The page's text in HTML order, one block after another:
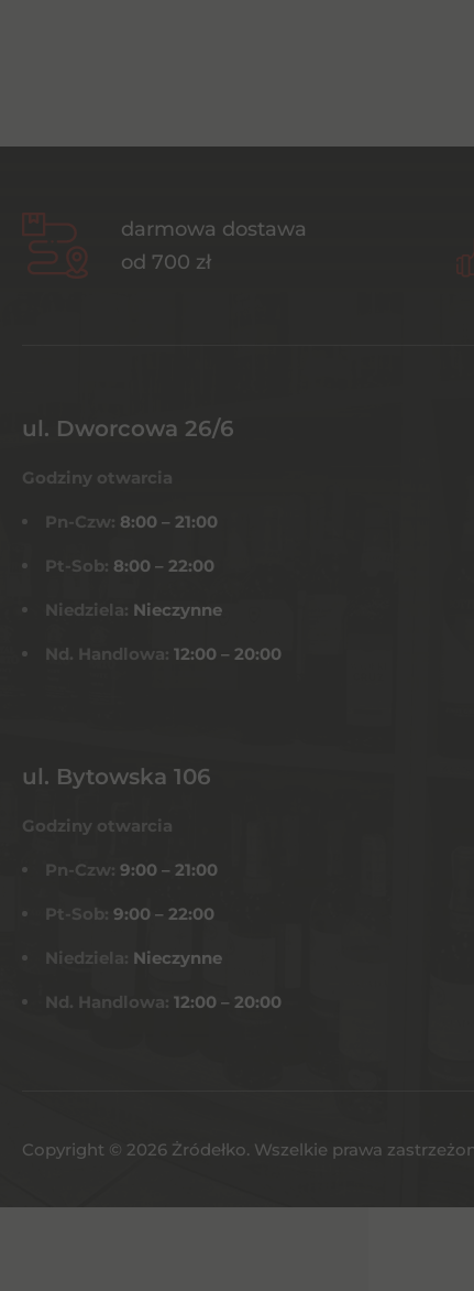
darmowa dostawa
od 700 zł
ul. Dworcowa 26/6
Godziny otwarcia
Pn-Czw: 8:00 – 21:00
Pt-Sob: 8:00 – 22:00
Niedziela: Nieczynne
Nd. Handlowa: 12:00 – 20:00
ul. Bytowska 106
Godziny otwarcia
Pn-Czw: 9:00 – 21:00
Pt-Sob: 9:00 – 22:00
Niedziela: Nieczynne
Nd. Handlowa: 12:00 – 20:00
Copyright © 2026 Żródełko. Wszelkie prawa